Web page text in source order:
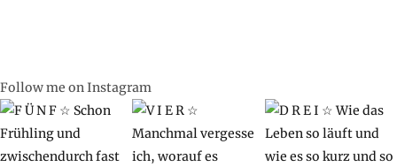
Follow me on Instagram